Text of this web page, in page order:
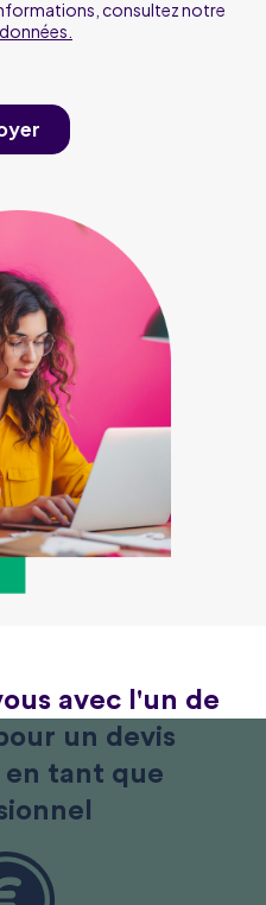
avec l'un de
un devis
tant que